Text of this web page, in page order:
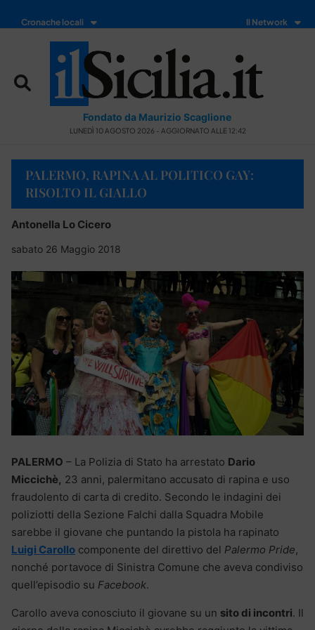
Cronache locali Il Network
Fondato da Maurizio Scaglione
LUNEDÌ 10 AGOSTO 2026 - AGGIORNATO ALLE 12:42
PALERMO, RAPINA AL POLITICO GAY:
RISOLTO IL GIALLO
Antonella Lo Cicero
sabato 26 Maggio 2018
PALERMO – La Polizia di Stato ha arrestato Dario
Miccichè, 23 anni, palermitano accusato di rapina e uso
fraudolento di carta di credito. Secondo le indagini dei
poliziotti della Sezione Falchi dalla Squadra Mobile
sarebbe il giovane che puntando la pistola ha rapinato
Luigi Carollo componente del direttivo del Palermo Pride,
nonché portavoce di Sinistra Comune che aveva condiviso
quell’episodio su Facebook.
Carollo aveva conosciuto il giovane su un sito di incontri. Il